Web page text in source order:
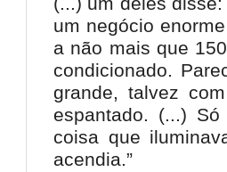
um negócio
a não mais que
condicionado.
grande, talvez
espantado. (...)
coisa que
acendia.”